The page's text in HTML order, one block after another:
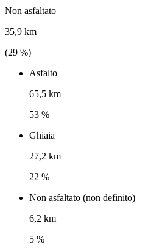
Non asfaltato
35,9 km
(29 %)
Asfalto
65,5 km
53 %
Ghiaia
27,2 km
22 %
Non asfaltato (non definito)
6,2 km
5 %